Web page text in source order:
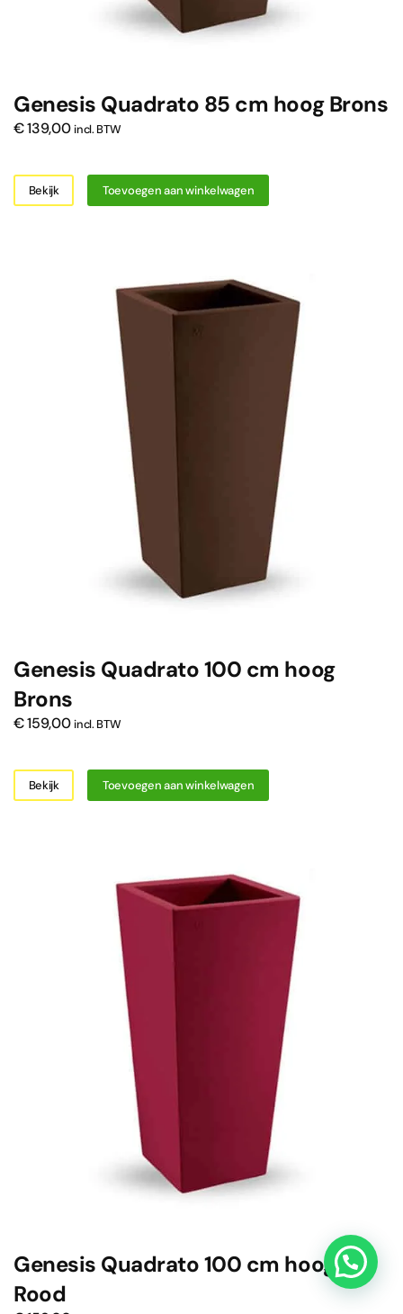
Genesis Quadrato 85 cm hoog Brons
€139,00 incl. BTW
Bekijk Toevoegen aan winkelwagen
Genesis Quadrato 100 cm hoog
Brons
€159,00 incl. BTW
Bekijk Toevoegen aan winkelwagen
Genesis Quadrato 100 cm hoog
Rood